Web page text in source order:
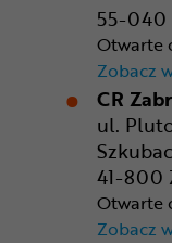
55-040
Otwarte
Zobacz
CR
ul.
41-800
Otwarte
Zobacz